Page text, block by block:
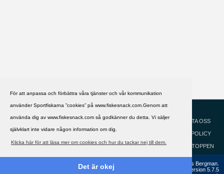
För att anpassa och förbättra våra tjänster och vår kommunikation
använder Sportfiskarna ”cookies” på www.fiskesnack.com.Genom att
använda dig av www.fiskesnack.com så godkänner du detta. Vi säljer
självklart inte vidare någon information om dig.
Klicka här för att läsa mer om cookies och hur du tackar nej till dem.
Det är okej
HJÄLP
KONTAKTA OSS
COOKIEPOLICY
GÅ TILL TOPPEN
Copyright ©2002 - 2021, FiskeSnack.com. Grundad 2002 av Anders Bergman.
Version 5.7.5